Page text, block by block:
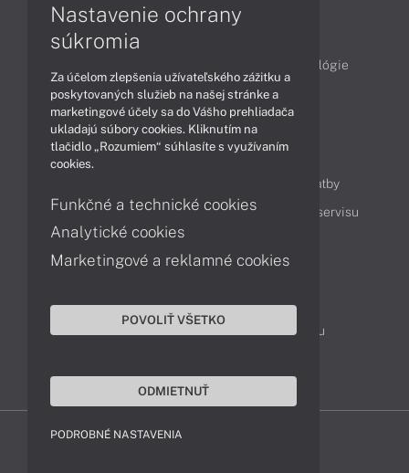
Technológie
Videá
Obsah
Možnosti doručenia a platby
Podpora a servis
Servisné služby Cenník servisu
Kontakty
043 4224 771
Obchodné oddelenie
Reklamácia tovaru
Nastavenie ochrany
súkromia
Za účelom zlepšenia užívateľského zážitku a
poskytovaných služieb na našej stránke a
marketingové účely sa do Vášho prehliadača
ukladajú súbory cookies. Kliknutím na
tlačidlo „Rozumiem“ súhlasíte s využívaním
cookies.
Funkčné a technické cookies
Analytické cookies
Marketingové a reklamné cookies
POVOLIŤ VŠETKO
ODMIETNUŤ
PODROBNÉ NASTAVENIA